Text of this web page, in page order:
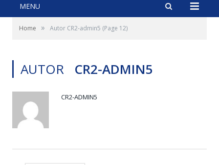
MENU
Home » Autor CR2-admin5 (Page 12)
AUTOR CR2-ADMIN5
CR2-ADMIN5